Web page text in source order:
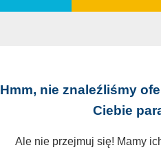
Hmm, nie znaleźliśmy
Ciebie
Ale nie przejmuj się! Mamy